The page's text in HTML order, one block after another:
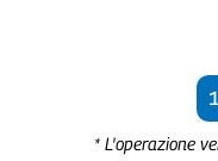
* L'operazione